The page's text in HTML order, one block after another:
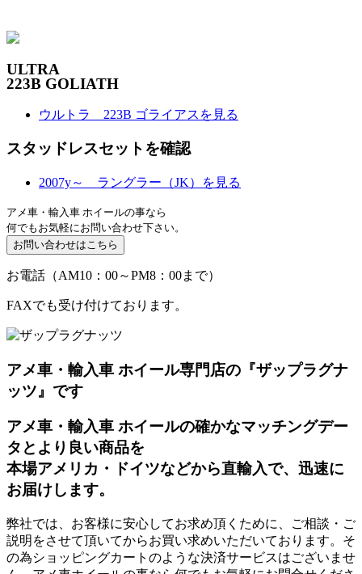
ULTRA
223B GOLIATH
ウルトラ 223B ゴライアスを見る
スタッドレスセットを確認
2007y～ ラングラー（JK）を見る
アメ車・輸入車 ホイールの事なら
何でもお気軽にお問い合わせ下さい。
お電話（AM10：00～PM8：00まで）
FAXでも受け付けております。
アメ車・輸入車 ホイール専門店の『ザップラグナ
ッツ』です
アメ車・輸入車 ホイールの確かなマッチングデー
タとより良い商品を
本場アメリカ・ドイツなどから直輸入で、迅速に
お届けします。
弊社では、お客様に安心してお求め頂くために、ご相談・ご
説明をさせて頂いてからお買い求めいただいております。そ
の為ショッピングカートのような決済サービスはございませ